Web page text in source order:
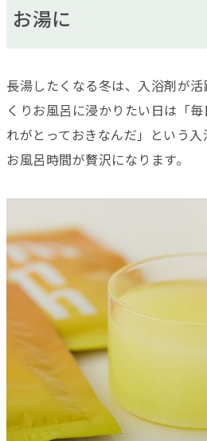
お湯に
長湯したくなる冬は、入浴剤が
くりお風呂に浸かりたい日は「
れがとっておきなんだ」という入
お風呂時間が贅沢になります。